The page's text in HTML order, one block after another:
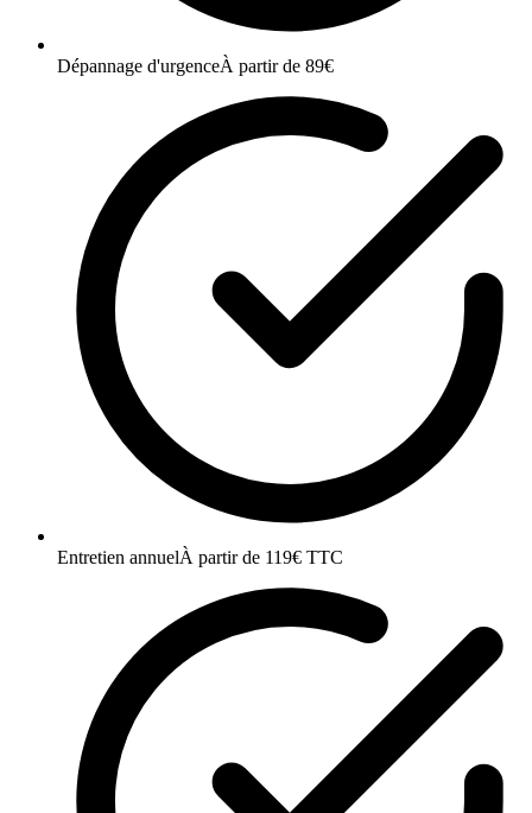
Dépannage d'urgenceÀ partir de 89€
Entretien annuelÀ partir de 119€ TTC